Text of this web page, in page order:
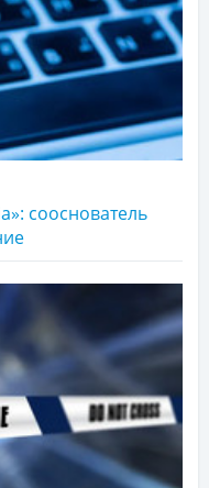
сооснователь